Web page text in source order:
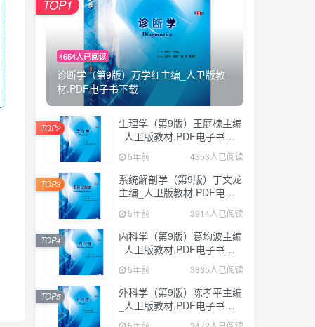
4654人已阅读
诊断学（第9版）万学红主编_人卫版教
材.PDF电子书下载
TOP1
生理学（第9版）王庭槐主编
_人卫版教材.PDF电子书下
载 5年前 4353人已阅读
TOP2
系统解剖学（第9版）丁文龙
主编_人卫版教材.PDF电子
书下载
5年前 3914人已阅读
TOP3
内科学（第9版）葛均波主编
_人卫版教材.PDF电子书下
5年前 3835人已阅读
TOP4
外科学（第9版）陈孝平主编
_人卫版教材.PDF电子书下
TOP5